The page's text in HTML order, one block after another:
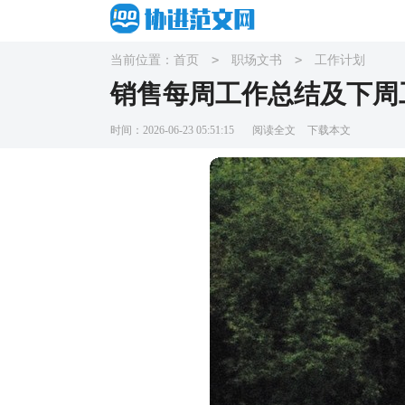
当前位置： 首页 > 职场文书 > 工作计划
销售每周工作总结及下
时间：2026-06-23 05:51:15 阅读全文 下载本文